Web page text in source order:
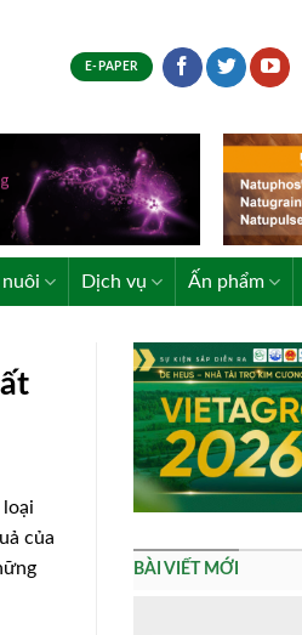
E-PAPER
Dịch vụ Ấn phẩm
của
BÀI VIẾT MỚI